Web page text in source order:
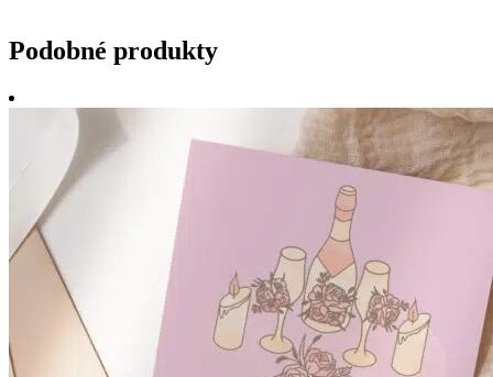
Podobné produkty